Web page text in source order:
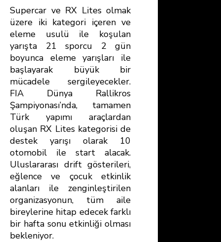
Supercar ve RX Lites olmak
üzere iki kategori içeren ve
eleme usulü ile koşulan
yarışta 21 sporcu 2 gün
boyunca eleme yarışları ile
başlayarak büyük bir
mücadele sergileyecekler.
FIA Dünya Rallikros
Şampiyonası’nda, tamamen
Türk yapımı araçlardan
oluşan RX Lites kategorisi de
destek yarışı olarak 10
otomobil ile start alacak.
Uluslararası drift gösterileri,
eğlence ve çocuk etkinlik
alanları ile zenginleştirilen
organizasyonun, tüm aile
bireylerine hitap edecek farklı
bir hafta sonu etkinliği olması
bekleniyor.